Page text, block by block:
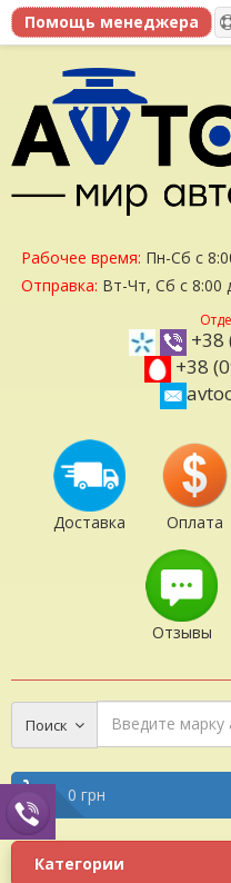
Рабочее время: Пн-Сб с
Отправка: Вт-Чт, Сб с 8:00
+38
+38
Доставка Оплата
Отзывы
Поиск
0 грн
Категории